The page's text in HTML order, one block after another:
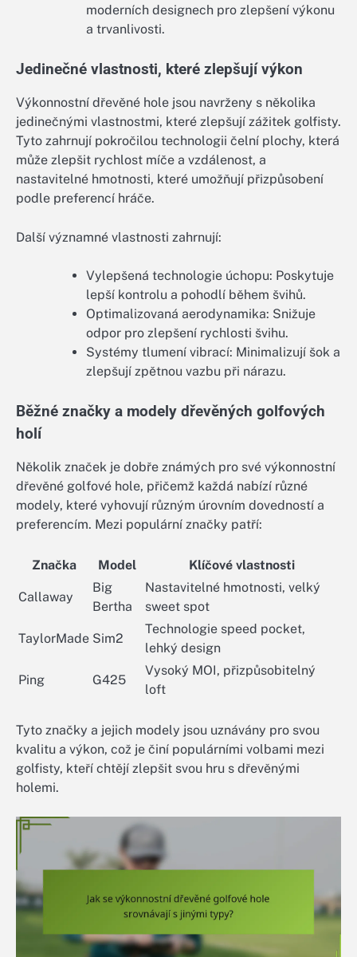
moderních designech pro zlepšení výkonu
a trvanlivosti.
Jedinečné vlastnosti, které zlepšují výkon
Výkonnostní dřevěné hole jsou navrženy s několika
jedinečnými vlastnostmi, které zlepšují zážitek golfisty.
Tyto zahrnují pokročilou technologii čelní plochy, která
může zlepšit rychlost míče a vzdálenost, a
nastavitelné hmotnosti, které umožňují přizpůsobení
podle preferencí hráče.
Další významné vlastnosti zahrnují:
Vylepšená technologie úchopu: Poskytuje
lepší kontrolu a pohodlí během švihů.
Optimalizovaná aerodynamika: Snižuje
odpor pro zlepšení rychlosti švihu.
Systémy tlumení vibrací: Minimalizují šok a
zlepšují zpětnou vazbu při nárazu.
Běžné značky a modely dřevěných golfových
holí
Několik značek je dobře známých pro své výkonnostní
dřevěné golfové hole, přičemž každá nabízí různé
modely, které vyhovují různým úrovním dovedností a
preferencím. Mezi populární značky patří:
Značka Model Klíčové vlastnosti
Callaway
Big
Bertha
Nastavitelné hmotnosti, velký
sweet spot
TaylorMade Sim2
Technologie speed pocket,
lehký design
Ping G425
Vysoký MOI, přizpůsobitelný
loft
Tyto značky a jejich modely jsou uznávány pro svou
kvalitu a výkon, což je činí populárními volbami mezi
golfisty, kteří chtějí zlepšit svou hru s dřevěnými
holemi.